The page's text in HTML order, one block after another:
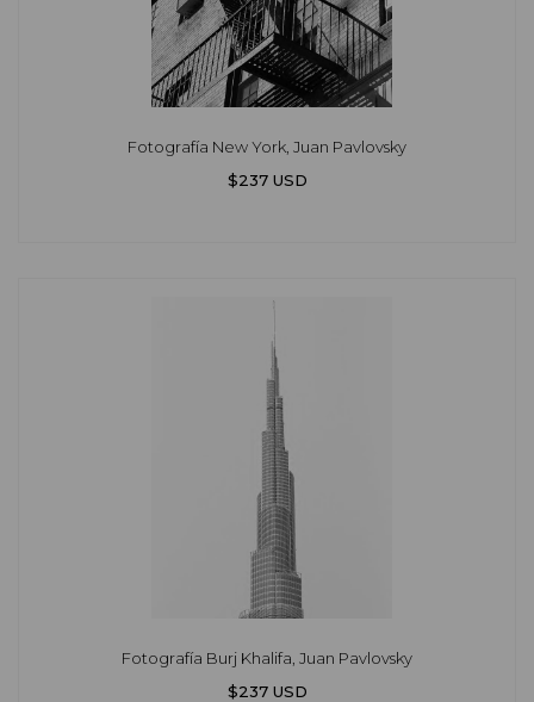
Fotografía New York, Juan Pavlovsky
$237 USD
Fotografía Burj Khalifa, Juan Pavlovsky
$237 USD